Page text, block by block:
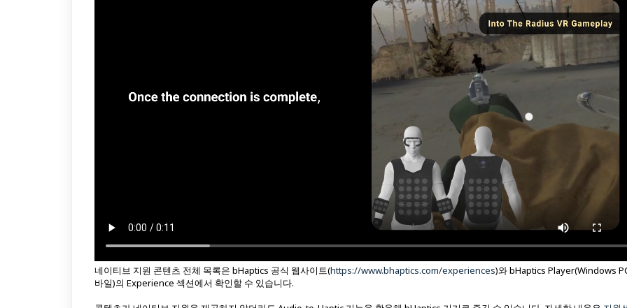
네이티브 지원 콘텐츠 전체 목록은 bHaptics 공식 웹사이트(https://www.bhaptics.com/experiences)와 bHaptics Player(Windows
바일)의 Experience 섹션에서 확인할 수 있습니다.